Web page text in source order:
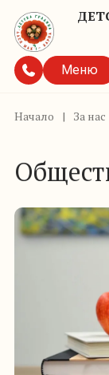
Меню
Начало | За нас